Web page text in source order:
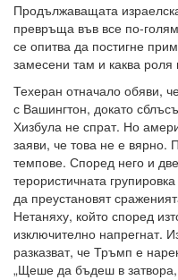
Продължаващата
превръща във все по-
се опитва да постигне
замесени там и каква
Техеран отначало обяви,
с Вашингтон, докато
Хизбула не спрат. Но
заяви, че това не е вярно.
темпове. Според него и
терористичната
да преустановят
Нетаняху, който според
изключително напрегнат.
разказват, че Тръмп е
„Щеше да бъдеш в затвора,